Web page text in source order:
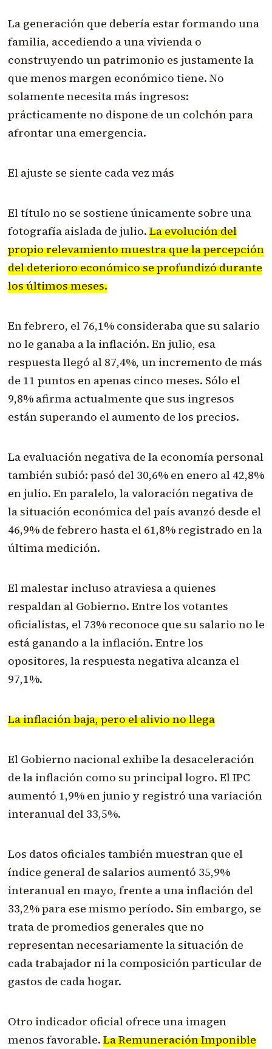
La generación que debería estar formando una
familia, accediendo a una vivienda o
construyendo un patrimonio es justamente la
que menos margen económico tiene. No
solamente necesita más ingresos:
prácticamente no dispone de un colchón para
afrontar una emergencia.
El ajuste se siente cada vez más
El título no se sostiene únicamente sobre una
fotografía aislada de julio. La evolución del
propio relevamiento muestra que la percepción
del deterioro económico se profundizó durante
los últimos meses.
En febrero, el 76,1% consideraba que su salario
no le ganaba a la inflación. En julio, esa
respuesta llegó al 87,4%, un incremento de más
de 11 puntos en apenas cinco meses. Sólo el
9,8% afirma actualmente que sus ingresos
están superando el aumento de los precios.
La evaluación negativa de la economía personal
también subió: pasó del 30,6% en enero al 42,8%
en julio. En paralelo, la valoración negativa de
la situación económica del país avanzó desde el
46,9% de febrero hasta el 61,8% registrado en la
última medición.
El malestar incluso atraviesa a quienes
respaldan al Gobierno. Entre los votantes
oficialistas, el 73% reconoce que su salario no le
está ganando a la inflación. Entre los
opositores, la respuesta negativa alcanza el
97,1%.
La inflación baja, pero el alivio no llega
El Gobierno nacional exhibe la desaceleración
de la inflación como su principal logro. El IPC
aumentó 1,9% en junio y registró una variación
interanual del 33,5%.
Los datos oficiales también muestran que el
índice general de salarios aumentó 35,9%
interanual en mayo, frente a una inflación del
33,2% para ese mismo período. Sin embargo, se
trata de promedios generales que no
representan necesariamente la situación de
cada trabajador ni la composición particular de
gastos de cada hogar.
Otro indicador oficial ofrece una imagen
menos favorable. La Remuneración Imponible